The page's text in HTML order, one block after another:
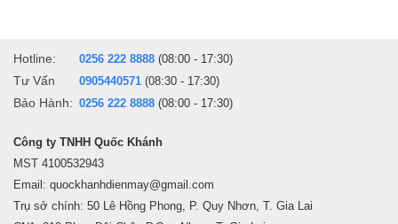
Hotline: 0256 222 8888 (08:00 - 17:30)
Tư Vấn 0905440571 (08:30 - 17:30)
Bảo Hành: 0256 222 8888 (08:00 - 17:30)
Công ty TNHH Quốc Khánh
MST 4100532943
Email: quockhanhdienmay@gmail.com
Trụ sở chính: 50 Lê Hồng Phong, P. Quy Nhơn, T. Gia Lai